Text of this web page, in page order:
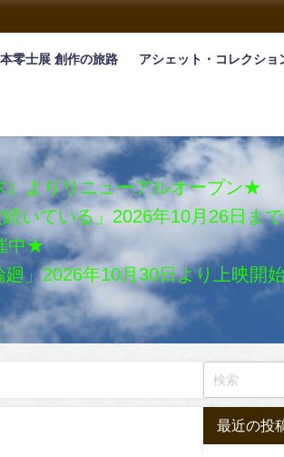
零士展 創作の旅路 アシェット・コレクシ
よりリニューアルオープン★
いている」2026年10月26日ま
中★
」2026年10月30日より上映開
最近の投